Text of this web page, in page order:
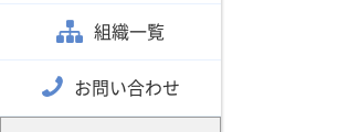
組織一覧
お問い合わせ